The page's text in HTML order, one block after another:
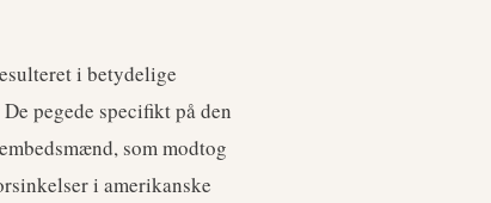
i betydelige
pegede specifikt på den
som modtog
i amerikanske